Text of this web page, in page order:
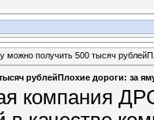
можно получить 500 тысяч
рублейПлохие дороги: за
компания